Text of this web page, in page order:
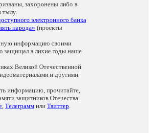
захоронены либо в
тылу.
электронного банка
народа» (проекты
информацию своими
защищал в лихие годы наше
Великой Отечественной
и другими
информацию, прочитайте,
защитников Отечества.
, Телеграмм или Твиттер.